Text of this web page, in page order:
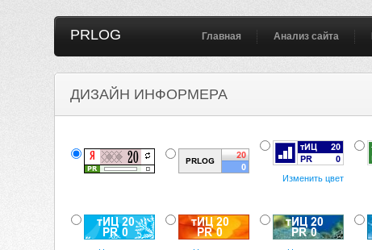
PRLOG Главная Анализ сайта
ДИЗАЙН ИНФОРМЕРА
Изменить цвет